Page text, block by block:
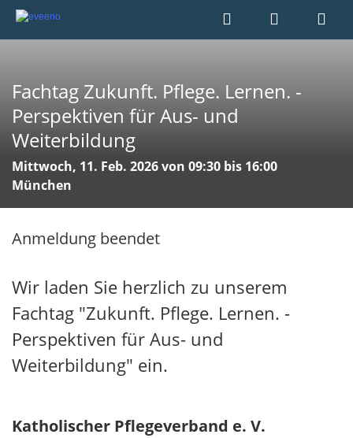
Fachtag Zukunft. Pflege. Lernen. -
Perspektiven für Aus- und
Weiterbildung
Mittwoch, 11. Feb. 2026 von 09:30 bis 16:00
München
Anmeldung beendet
Wir laden Sie herzlich zu unserem
Fachtag "Zukunft. Pflege. Lernen. -
Perspektiven für Aus- und
Weiterbildung" ein.
Katholischer Pflegeverband e. V.